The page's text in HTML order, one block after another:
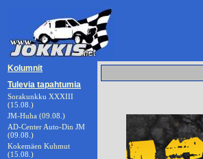
Kolumnit
Tulevia tapahtumia
Sorakunkku XXXIII
(15.08.)
JM-Huha (09.08.)
AD-Center Auto-Din JM
(09.08.)
Kokemäen Kuhmut
(15.08.)